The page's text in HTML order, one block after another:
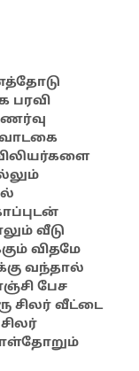
பரவி
வீடு
விதமே
வந்தால்
பேச
சிலர் வீட்டை